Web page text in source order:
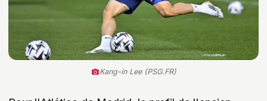
Kang-in Lee (PSG.FR)